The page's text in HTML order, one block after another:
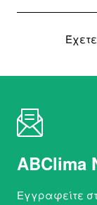
ABClima
Εγγραφείτε